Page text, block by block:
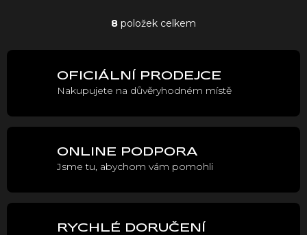
O
d
a
í
r
v
k
p
8 položek celkem
OFICIÁLNÍ PRODEJCE
Nakupujete na důvěryhodném místě
ONLINE PODPORA
Jsme tu, abychom vám pomohli
RYCHLÉ DORUČENÍ